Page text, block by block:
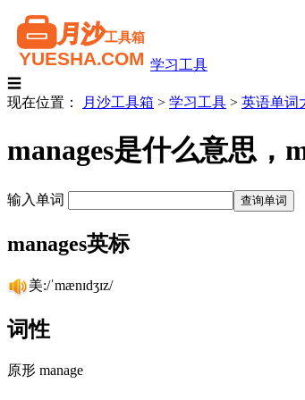
学习工具
☰
现在位置：
月沙工具箱 > 学习工具 > 英语单词
manages是什么意思，
输入单词
manages英标
美:/ˈmænɪdʒɪz/
词性
原形 manage